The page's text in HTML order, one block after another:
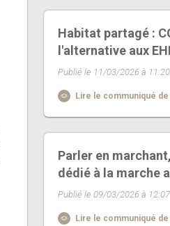
Habitat partagé :
l'alternative aux
Publié le 11/03/2026 à 11:20
Lire le communiqué
Parler en
dédié à la marche
Publié le 09/03/2026 à 12:07
Lire le communiqué